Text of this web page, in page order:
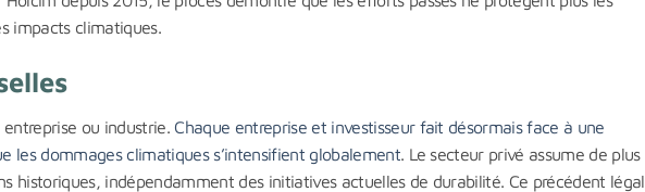
impacts climatiques.
ou industrie. Chaque entreprise et investisseur fait désormais face à une
les dommages climatiques s’intensifient globalement. Le secteur privé assume de plus
historiques, indépendamment des initiatives actuelles de durabilité. Ce précédent légal